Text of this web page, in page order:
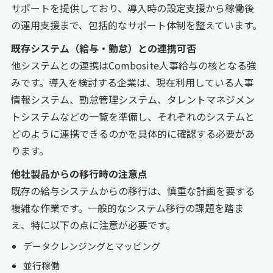
サポートを提供しており、導入時の設定支援から稼働後
の運用支援まで、包括的なサポート体制を整えています。
既存システム（給与・勤怠）との連携可否
他システムとの連携はCombosite人事給与の核となる強
みです。導入を検討する企業は、現在利用している人事
情報システム、勤怠管理システム、タレントマネジメン
トシステムなどの一覧を準備し、それぞれのシステムと
どのように連携できるのかを具体的に確認する必要があ
ります。
他社製品からの移行時の注意点
既存の給与システムからの移行は、慎重な計画を要する
複雑な作業です。一般的なシステム移行の課題を踏ま
え、特に以下の点に注意が必要です。
データクレンジングとマッピング
並行稼働